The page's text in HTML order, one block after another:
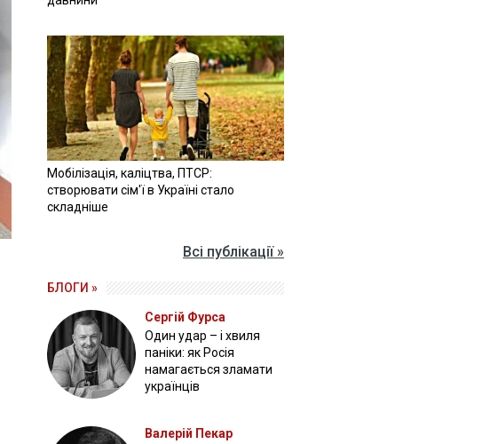
Мобілізація, каліцтва, ПТСР:
створювати сім'ї в Україні стало
складніше
Всі публікації »
БЛОГИ »
Сергій Фурса
Один удар – і хвиля
паніки: як Росія
намагається зламати
українців
Валерій Пекар